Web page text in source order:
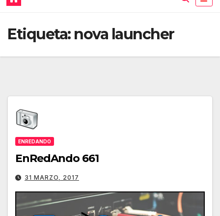
Etiqueta: nova launcher
ENREDANDO
EnRedAndo 661
31 MARZO, 2017